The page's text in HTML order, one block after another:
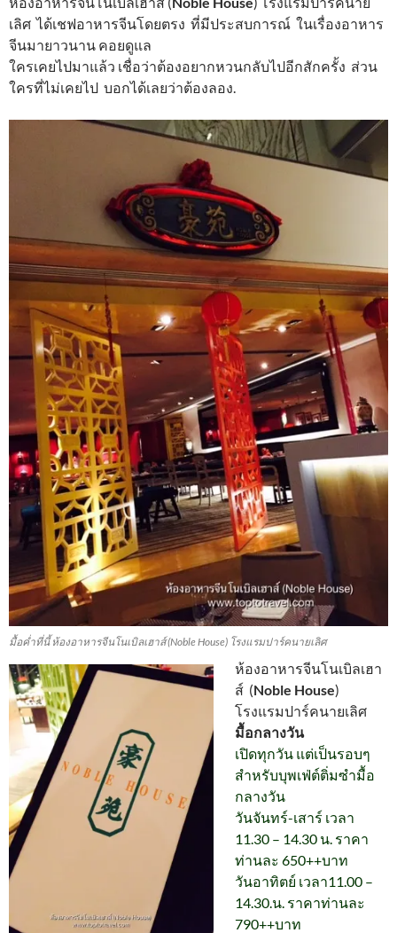
เลิศ ได้เชฟอาหารจีนโดยตรง ที่มีประสบการณ์ ในเรื่องอาหาร
จีนมายาวนาน คอยดูแล
ใครเคยไปมาแล้ว เชื่อว่าต้องอยากหวนกลับไปอีกสักครั้ง ส่วน
ใครที่ไม่เคยไป บอกได้เลยว่าต้องลอง.
มื้อค่ำที่นี้ ห้องอาหารจีนโนเบิลเฮาส์ (Noble House) โรงแรมปาร์คนายเลิศ
ห้องอาหารจีนโนเบิลเฮา
ส์ (Noble House)
โรงแรมปาร์คนายเลิศ
มื้อกลางวัน
เปิดทุกวัน แต่เป็นรอบๆ
สำหรับบุพเฟ่ต์ติ่มซำมื้อ
กลางวัน
วันจันทร์-เสาร์ เวลา
11.30 – 14.30 น. ราคา
ท่านละ 650++บาท
วันอาทิตย์ เวลา11.00 –
14.30.น. ราคาท่านละ
790++บาท